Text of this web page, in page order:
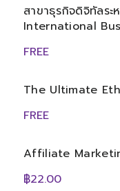
สาขาธุรกิจดิจิทัลร
International
FREE
The Ultimate
FREE
Affiliate
฿22.00